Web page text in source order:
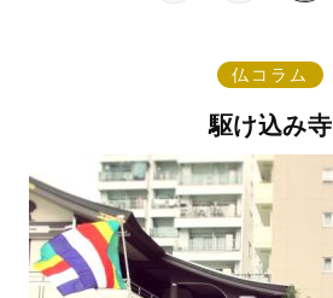
仏コラム
駆け込み寺